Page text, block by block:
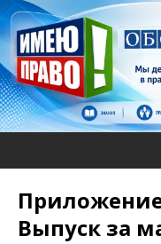
Выпуск за